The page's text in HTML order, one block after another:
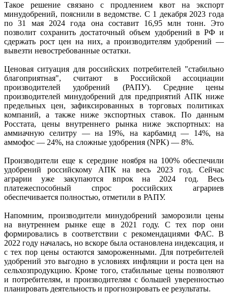
Такое решение связано с продлением квот на экспорт
минудобрений, пояснили в ведомстве. С 1 декабря 2023 года
по 31 мая 2024 года она составит 16,95 млн тонн. Это
позволит сохранить достаточный объем удобрений в РФ и
сдержать рост цен на них, а производителям удобрений —
вывезти невостребованные остатки.
Ценовая ситуация для российских потребителей "стабильно
благоприятная", считают в Российской ассоциации
производителей удобрений (РАПУ). Средние цены
производителей минудобрений для предприятий АПК ниже
предельных цен, зафиксированных в торговых политиках
компаний, а также ниже экспортных ставок. По данным
Росстата, цены внутреннего рынка ниже экспортных: на
аммиачную селитру — на 19%, на карбамид — 14%, на
аммофос — 24%, на сложные удобрения (NPK) — 8%.
Производители еще к середине ноября на 100% обеспечили
удобрений российскому АПК на весь 2023 год. Сейчас
аграрии уже закупаются впрок на 2024 год. Весь
платежеспособный спрос российских аграриев
обеспечивается полностью, отметили в РАПУ.
Напомним, производители минудобрений заморозили цены
на внутреннем рынке еще в 2021 году. С тех пор они
формировались в соответствии с рекомендациями ФАС. В
2022 году началась, но вскоре была остановлена индексация, и
с тех пор цены остаются замороженными. Для потребителей
удобрений это выгодно в условиях инфляции и роста цен на
сельхозпродукцию. Кроме того, стабильные цены позволяют
и потребителям, и производителям с большей уверенностью
планировать деятельность и прогнозировать ее результаты.